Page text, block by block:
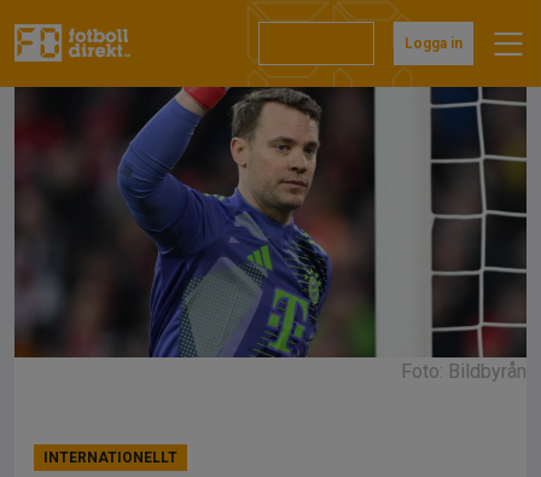
till
Logga in
Foto: Bildbyrån
INTERNATIONELLT